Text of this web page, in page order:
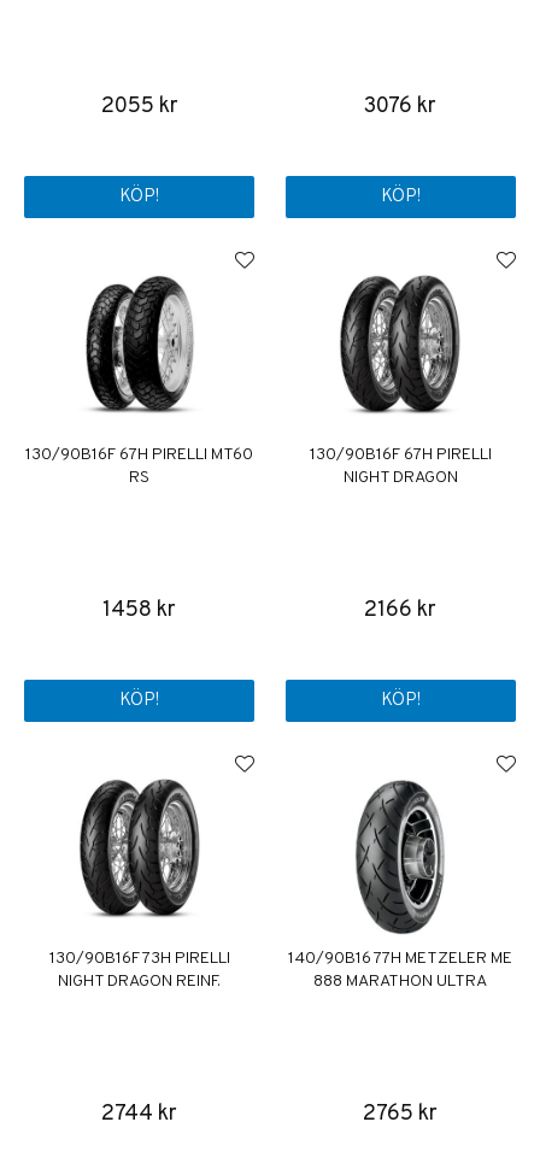
2055 kr
KÖP!
3076 kr
KÖP!
130/90B16F 67H PIRELLI MT60
RS
1458 kr
KÖP!
130/90B16F 67H PIRELLI
NIGHT DRAGON
2166 kr
KÖP!
130/90B16F 73H PIRELLI
NIGHT DRAGON REINF.
2744 kr
140/90B16 77H METZELER ME
888 MARATHON ULTRA
2765 kr